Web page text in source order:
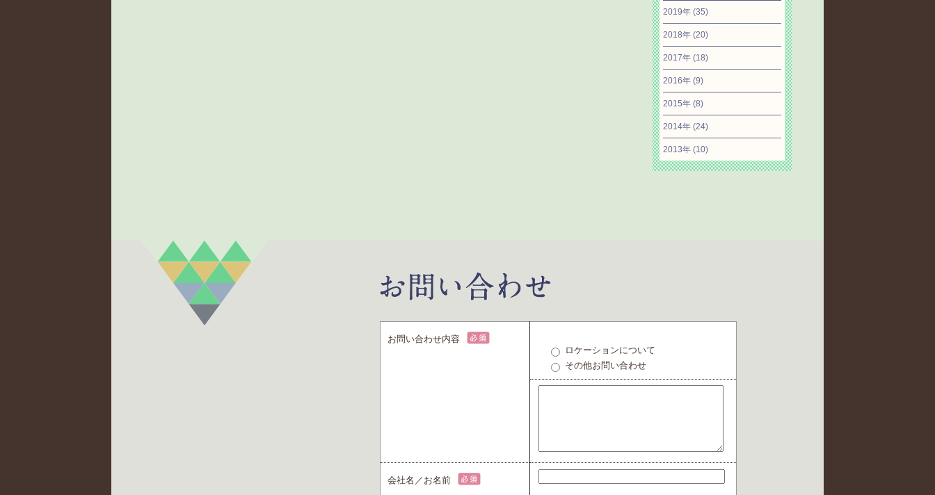
2019年 (35)
2018年 (20)
2017年 (18)
2016年 (9)
2015年 (8)
2014年 (24)
2013年 (10)
お問い合わせ内容
ロケーションについて
その他お問い合わせ
会社名／お名前